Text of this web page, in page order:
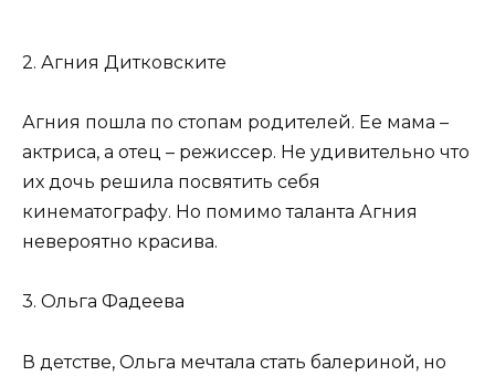
2. Агния Дитковските
Агния пошла по стопам родителей. Ее мама –
актриса, а отец – режиссер. Не удивительно что
их дочь решила посвятить себя
кинематографу. Но помимо таланта Агния
невероятно красива.
3. Ольга Фадеева
В детстве, Ольга мечтала стать балериной, но